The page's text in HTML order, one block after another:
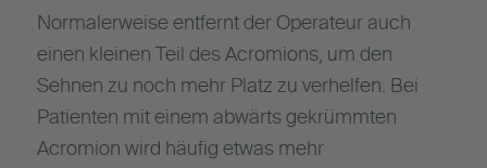
Normalerweise entfernt der Operateur auch
einen kleinen Teil des Acromions, um den
Sehnen zu noch mehr Platz zu verhelfen. Bei
Patienten mit einem abwärts gekrümmten
Acromion wird häufig etwas mehr